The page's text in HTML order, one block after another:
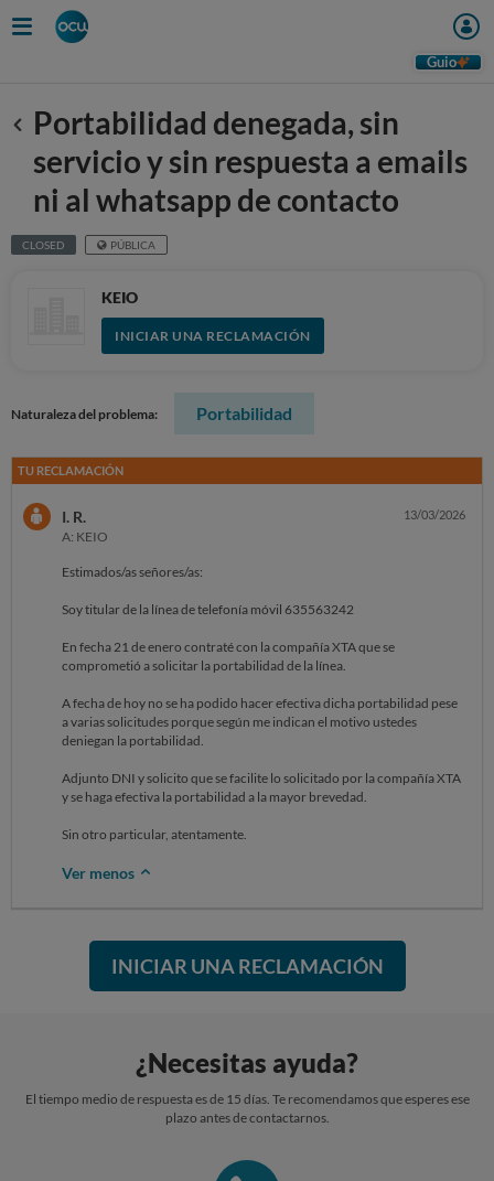
Guio
Anterior
Portabilidad denegada, sin
servicio y sin respuesta a emails
ni al whatsapp de contacto
CLOSED PÚBLICA
KEIO
INICIAR UNA RECLAMACIÓN
Naturaleza del problema: Portabilidad
TU RECLAMACIÓN
I. R.
A: KEIO
13/03/2026
Estimados/as señores/as:
Soy titular de la línea de telefonía móvil 635563242
En fecha 21 de enero contraté con la compañía XTA que se
comprometió a solicitar la portabilidad de la línea.
A fecha de hoy no se ha podido hacer efectiva dicha portabilidad pese
a varias solicitudes porque según me indican el motivo ustedes
deniegan la portabilidad.
Adjunto DNI y solicito que se facilite lo solicitado por la compañía XTA
y se haga efectiva la portabilidad a la mayor brevedad.
Sin otro particular, atentamente.
Ver menos
INICIAR UNA RECLAMACIÓN
¿Necesitas ayuda?
El tiempo medio de respuesta es de 15 días. Te recomendamos que esperes ese
plazo antes de contactarnos.